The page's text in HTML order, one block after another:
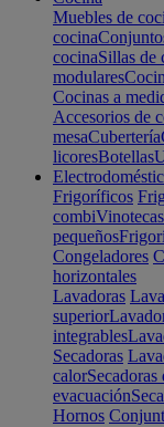
Muebles de
cocina
cocinaSillas de
modulares
Cocinas a
Accesorios de
mesaCubertería
licoresBotellas
Frigoríficos
combiVinotecas
pequeños
Congeladores
horizontales
Lavadoras
superior
integrables
Secadoras
calorSecadoras
evacuación
Hornos